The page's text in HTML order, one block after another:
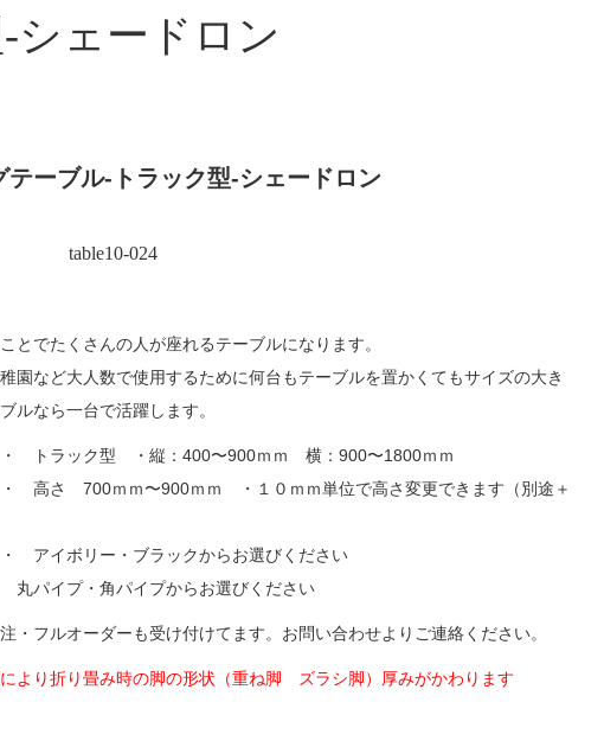
シェードロン
テーブル-トラック型-シェードロン
table10-024
とでたくさんの人が座れるテーブルになります。
園など大人数で使用するために何台もテーブルを置かくてもサイズの大き
ルなら一台で活躍します。
トラック型 ・縦：400〜900ｍｍ 横：900〜1800ｍｍ
高さ 700ｍｍ〜900ｍｍ ・１０ｍｍ単位で高さ変更できます（別途＋
アイボリー・ブラックからお選びください
パイプ・角パイプからお選びください
・フルオーダーも受け付けてます。お問い合わせよりご連絡ください。
により折り畳み時の脚の形状（重ね脚 ズラシ脚）厚みがかわります